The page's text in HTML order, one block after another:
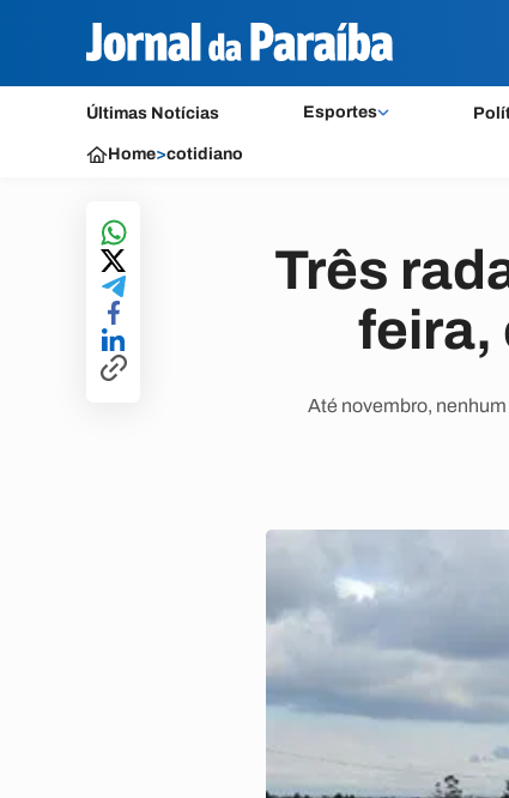
Últimas Notícias Esportes
Home>cotidiano
Três
feira,
Até novembro,